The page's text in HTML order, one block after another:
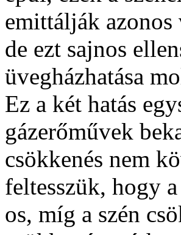
emittálják
de ezt sajnos
üvegházhatása
Ez a két hatás
gázerőművek
csökkenés nem
feltesszük, hogy
os, míg a szén